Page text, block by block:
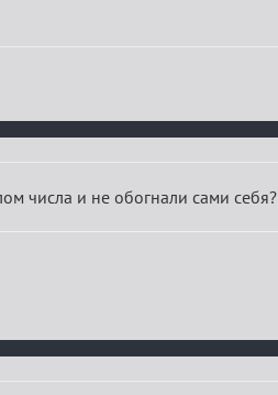
числа и не обогнали сами себя?